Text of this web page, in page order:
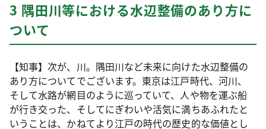
3 隅田川等における水辺整備のあり方に
ついて
【知事】次が、川。隅田川など未来に向けた水辺整備の
あり方についてでございます。東京は江戸時代、河川、
そして水路が網目のように巡っていて、人や物を運ぶ船
が行き交った、そしてにぎわいや活気に満ちあふれたと
いうことは、かねてより江戸の時代の歴史的な価値とし